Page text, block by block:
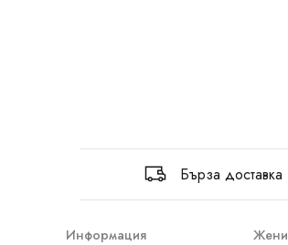
Бърза доставка
Информация Жени